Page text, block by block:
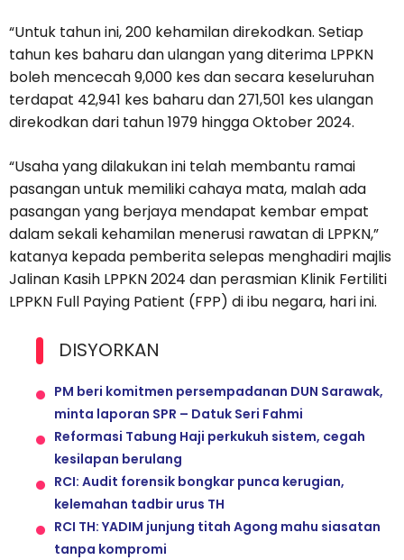
“Untuk tahun ini, 200 kehamilan direkodkan. Setiap
tahun kes baharu dan ulangan yang diterima LPPKN
boleh mencecah 9,000 kes dan secara keseluruhan
terdapat 42,941 kes baharu dan 271,501 kes ulangan
direkodkan dari tahun 1979 hingga Oktober 2024.
“Usaha yang dilakukan ini telah membantu ramai
pasangan untuk memiliki cahaya mata, malah ada
pasangan yang berjaya mendapat kembar empat
dalam sekali kehamilan menerusi rawatan di LPPKN,”
katanya kepada pemberita selepas menghadiri majlis
Jalinan Kasih LPPKN 2024 dan perasmian Klinik Fertiliti
LPPKN Full Paying Patient (FPP) di ibu negara, hari ini.
DISYORKAN
PM beri komitmen persempadanan DUN Sarawak,
minta laporan SPR – Datuk Seri Fahmi
Reformasi Tabung Haji perkukuh sistem, cegah
kesilapan berulang
RCI: Audit forensik bongkar punca kerugian,
kelemahan tadbir urus TH
RCI TH: YADIM junjung titah Agong mahu siasatan
tanpa kompromi